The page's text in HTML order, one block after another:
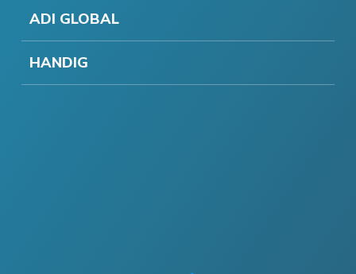
ADI GLOBAL
HANDIG